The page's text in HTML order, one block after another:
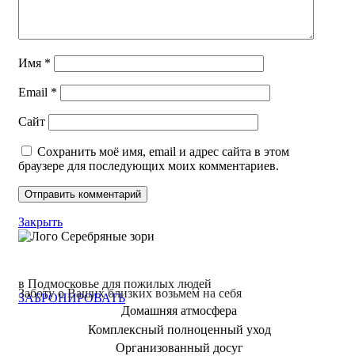
Имя *
Email *
Сайт
Сохранить моё имя, email и адрес сайта в этом
браузере для последующих моих комментариев.
Закрыть
в Подмосковье для пожилых людей
ЗАБРОНИРОВАТЬ
Заботу о Ваших близких возьмем на себя
Домашняя атмосфера
Комплексный полноценный уход
Организованный досуг